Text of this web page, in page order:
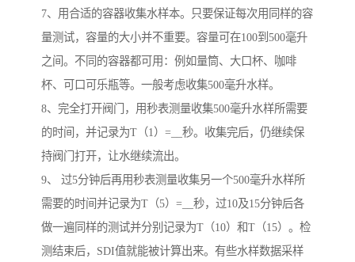
7、用合适的容器收集水样本。只要保证每次用同样的容
量测试，容量的大小并不重要。容量可在100到500毫升
之间。不同的容器都可用：例如量筒、大口杯、咖啡
杯、可口可乐瓶等。一般考虑收集500毫升水样。
8、完全打开阀门，用秒表测量收集500毫升水样所需要
的时间，并记录为T（1）=__秒。收集完后，仍继续保
持阀门打开，让水继续流出。
9、 过5分钟后再用秒表测量收集另一个500毫升水样所
需要的时间并记录为T（5）=__秒，过10及15分钟后各
做一遍同样的测试并分别记录为T（10）和T（15）。检
测结束后，SDI值就能被计算出来。有些水样数据采样